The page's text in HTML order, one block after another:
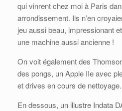
qui vinrent chez moi à Paris
arrondissement. Ils n’en
jeu aussi beau, impressionant
une machine aussi ancienne !
On voit également des
des pongs, un Apple IIe avec
et drives en cours de nettoyage.
En dessous, un illustre Indata